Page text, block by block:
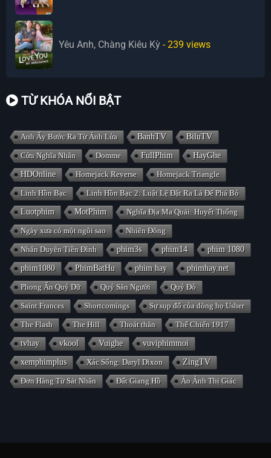
Yêu Anh, Chàng Kiêu Kỳ - 239 views
TỪ KHÓA NỔI BẬT
Anh Ấy Bước Ra Từ Ánh Lửa BanhTV BiluTV
Cửu Nghĩa Nhân Domme FullPhim HayGhe
HDOnline Homejack Reverse Homejack Triangle
Linh Hồn Bạc Linh Hồn Bạc 2: Luật Lệ Đặt Ra Là Để Phá Bỏ
Luotphim MotPhim Nghĩa Địa Ma Quái: Huyết Thống
Ngày xưa có một ngôi sao Nhiên Đông
Nhân Duyên Tiền Đình phim3s phim14 phim 1080
phim1080 PhimBatHu phim hay phimhay.net
Phong Ấn Quỷ Dữ Quỷ Săn Người Quỷ Đỏ
Saint Frances Shortcomings Sự sụp đổ của dòng họ Usher
The Flash The Hill Thoát thân Thế Chiến 1917
tvhay vkool Vuighe vuviphimmoi
xemphimplus Xác Sống: Daryl Dixon ZingTV
Đơn Hàng Từ Sát Nhân Đất Giang Hồ Ảo Ảnh Thị Giác